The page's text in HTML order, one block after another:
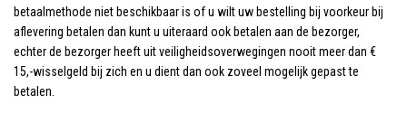
betaalmethode niet beschikbaar is of u wilt uw bestelling bij voorkeur bij
aflevering betalen dan kunt u uiteraard ook betalen aan de bezorger,
echter de bezorger heeft uit veiligheidsoverwegingen nooit meer dan €
15,-wisselgeld bij zich en u dient dan ook zoveel mogelijk gepast te
betalen.